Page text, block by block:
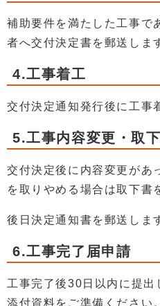
補助要件を満たした工事で
者へ交付決定書を郵送しま
4.工事着工
交付決定通知発行後に工事
5.工事内容変更・取
交付決定後に内容変更があ
を取りやめる場合は取下書
後日決定通知書を郵送しま
6.工事完了届申請
工事完了後30日以内に提出
添付資料をご準備ください。